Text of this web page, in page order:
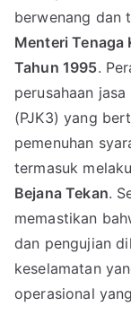
berwenang dan
Menteri Tenaga
Tahun 1995.
perusahaan
(PJK3) yang
pemenuhan
termasuk
Bejana Tekan.
memastikan
dan pengujian
keselamatan
operasional